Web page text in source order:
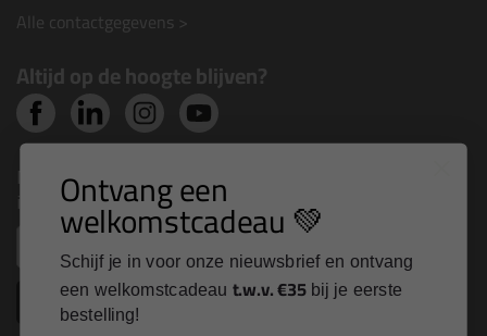
Alle contactgegevens >
Altijd op de hoogte blijven?
Nieuws, tips en exclusieve deals rechtstreeks in je
inbox
Inschrijven
Ontvang een
welkomstcadeau 💚
Schijf je in voor onze nieuwsbrief en ontvang
een welkomstcadeau t.w.v. €35 bij je eerste
bestelling!